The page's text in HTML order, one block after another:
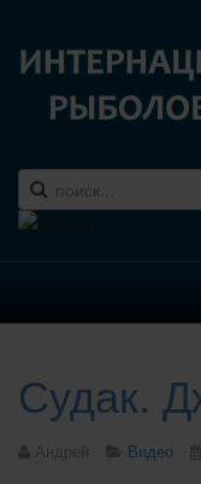
Судак.
Андрей Видео